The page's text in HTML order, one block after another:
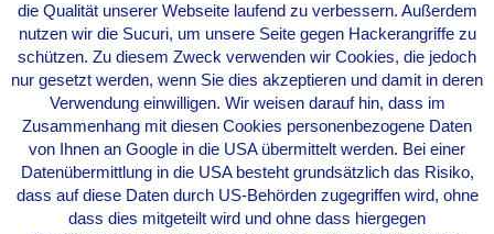
WARUM SICH DAS
ENGLISCHE WORT „FUCK“
NICHT ORIGINALGETREU
ÜBERSETZEN LÄSST
VonEvarella|17. Januar 2016
die Qualität unserer Webseite laufend zu verbessern. Außerdem
nutzen wir die Sucuri, um unsere Seite gegen Hackerangriffe zu
schützen. Zu diesem Zweck verwenden wir Cookies, die jedoch
nur gesetzt werden, wenn Sie dies akzeptieren und damit in deren
Verwendung einwilligen. Wir weisen darauf hin, dass im
Zusammenhang mit diesen Cookies personenbezogene Daten
von Ihnen an Google in die USA übermittelt werden. Bei einer
Datenübermittlung in die USA besteht grundsätzlich das Risiko,
dass auf diese Daten durch US-Behörden zugegriffen wird, ohne
dass dies mitgeteilt wird und ohne dass hiergegen